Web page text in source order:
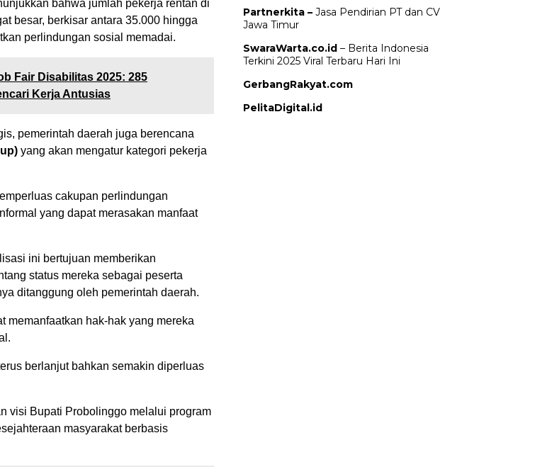
bahwa jumlah pekerja rentan di
besar, berkisar antara 35.000 hingga
perlindungan sosial memadai.
Fair Disabilitas 2025: 285
Kerja Antusias
pemerintah daerah juga berencana
yang akan mengatur kategori pekerja
cakupan perlindungan
yang dapat merasakan manfaat
ini bertujuan memberikan
status mereka sebagai peserta
ditanggung oleh pemerintah daerah.
memanfaatkan hak-hak yang mereka
berlanjut bahkan semakin diperluas
visi Bupati Probolinggo melalui program
masyarakat berbasis
Partnerkita – Jasa Pendirian PT dan CV
Jawa Timur
SwaraWarta.co.id – Berita Indonesia
Terkini 2025 Viral Terbaru Hari Ini
GerbangRakyat.com
PelitaDigital.id